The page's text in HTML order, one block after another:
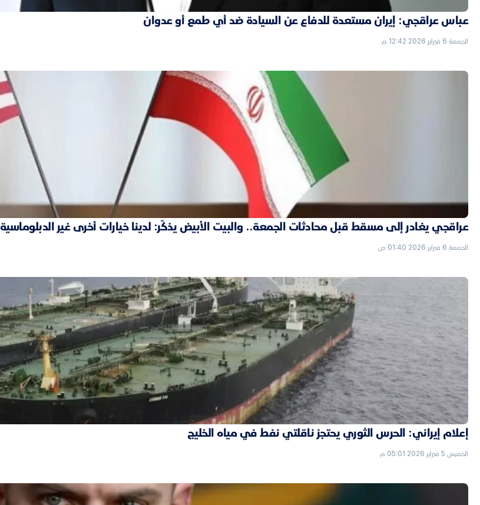
عباس عراقجي: إيران مستعدة للدفاع عن السيادة ضد أي طمع أو عدوان
الجمعة 6 فبراير 2026 12:42 م
عراقجي يغادر إلى مسقط قبل محادثات الجمعة.. والبيت الأبيض يذكّر: لدينا خيارات أخرى غير الدبلوماسية
الجمعة 6 فبراير 2026 01:40 ص
إعلام إيراني: الحرس الثوري يحتجز ناقلتي نفط في مياه الخليج
الخميس 5 فبراير 2026 05:01 م